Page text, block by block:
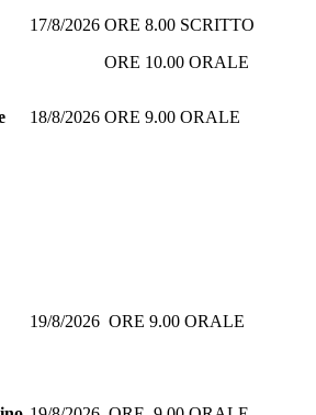
17/8/2026 ORE 8.00 SCRITTO
ORE 10.00 ORALE
18/8/2026 ORE 9.00 ORALE
19/8/2026 ORE 9.00 ORALE